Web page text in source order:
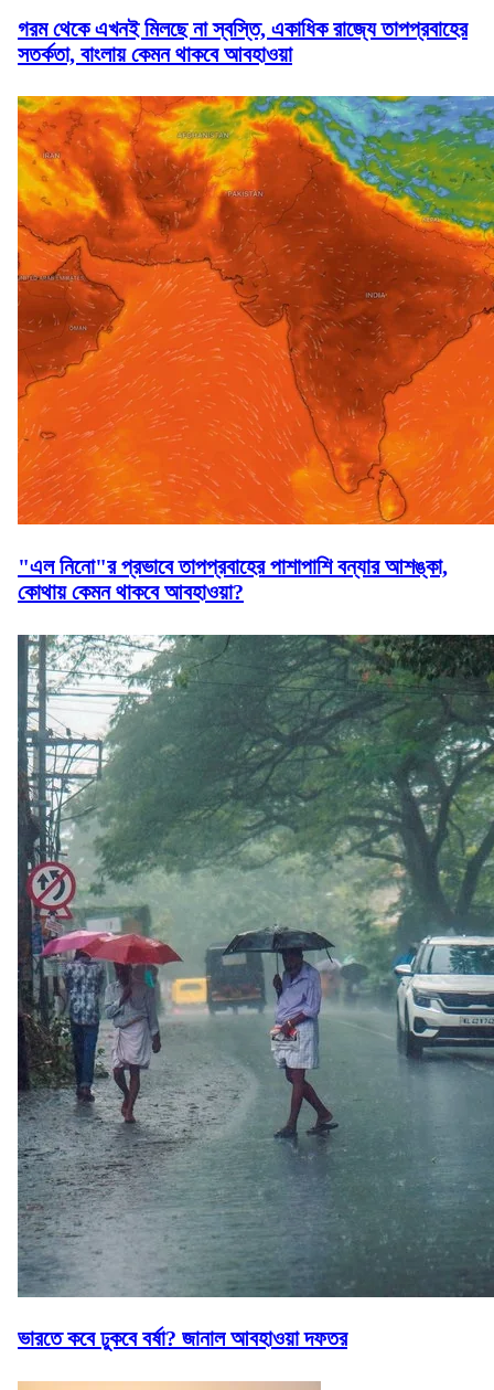
গরম থেকে এখনই মিলছে না স্বস্তি, একাধিক রাজ্যে তাপপ্রবাহের
সতর্কতা, বাংলায় কেমন থাকবে আবহাওয়া
"এল নিনো"র প্রভাবে তাপপ্রবাহের পাশাপাশি বন্যার আশঙ্কা,
কোথায় কেমন থাকবে আবহাওয়া?
ভারতে কবে ঢুকবে বর্ষা? জানাল আবহাওয়া দফতর